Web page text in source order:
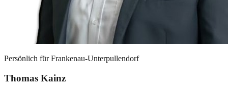
Persönlich fürFrankenau-Unterpullendorf
Thomas Kainz